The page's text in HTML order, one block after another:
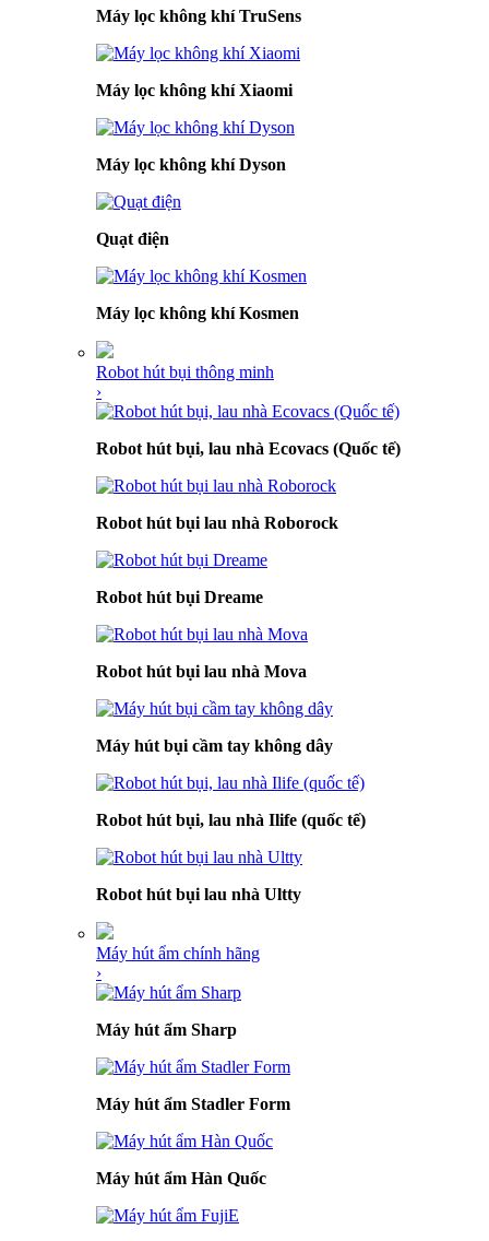
Máy lọc không khí TruSens
Máy lọc không khí Xiaomi
Máy lọc không khí Dyson
Quạt điện
Máy lọc không khí Kosmen
Robot hút bụi thông minh
›
Robot hút bụi, lau nhà Ecovacs (Quốc tế)
Robot hút bụi lau nhà Roborock
Robot hút bụi Dreame
Robot hút bụi lau nhà Mova
Máy hút bụi cầm tay không dây
Robot hút bụi, lau nhà Ilife (quốc tế)
Robot hút bụi lau nhà Ultty
Máy hút ẩm chính hãng
›
Máy hút ẩm Sharp
Máy hút ẩm Stadler Form
Máy hút ẩm Hàn Quốc